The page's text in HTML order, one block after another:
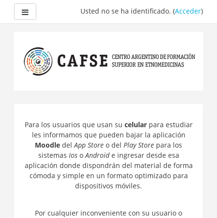
contenido
principal
Usted no se ha identificado. (Acceder)
Para los usuarios que usan su celular para estudiar
les informamos que pueden bajar la aplicación
Moodle delApp Store o del Play Store para los
sistemas Ios oAndroide ingresar desde esa
aplicación donde dispondrán del material de forma
cómoda y simple en un formato optimizado para
dispositivos móviles.
Por cualquier inconveniente con su usuario o